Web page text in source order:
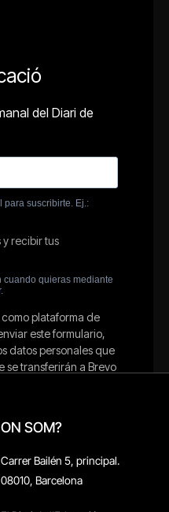
ON SOM?
Carrer Bailén 5, principal.
08010, Barcelona